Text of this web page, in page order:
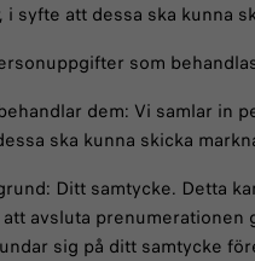
i syfte att dessa ska kunna
som
dem: Vi samlar in
ska kunna skicka
Ditt samtycke. Detta
avsluta prenumerationen
sig på ditt samtycke